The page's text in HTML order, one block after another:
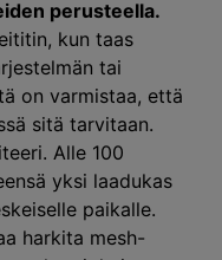
perusteella.
kun taas
tai
on varmistaa, että
sitä tarvitaan.
Alle 100
yksi laadukas
paikalle.
harkita mesh-